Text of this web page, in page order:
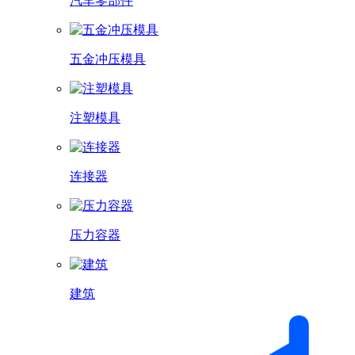
五金冲压模具
注塑模具
连接器
压力容器
建筑